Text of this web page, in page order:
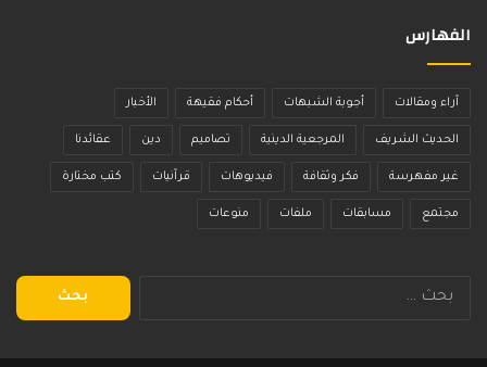
الفهارس
آراء ومقالات أجوبة الشبهات أحكام فقيهة الأخبار
الحديث الشريف المرجعية الدينية تصاميم دين عقائدنا
غير مفهرسة فكر وثقافة فيديوهات قرآنيات كتب مختارة
مجتمع مسابقات ملفات منوعات
البحث